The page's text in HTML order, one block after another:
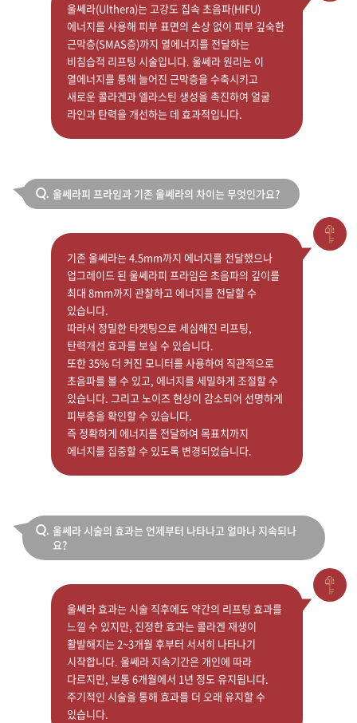
울쎄라(Ulthera)는 고강도 집속 초음파(HIFU)
에너지를 사용해 피부 표면의 손상 없이 피부 깊숙한
근막층(SMAS층)까지 열에너지를 전달하는
비침습적 리프팅 시술입니다. 울쎄라 원리는 이
열에너지를 통해 늘어진 근막층을 수축시키고
새로운 콜라겐과 엘라스틴 생성을 촉진하여 얼굴
라인과 탄력을 개선하는 데 효과적입니다.
Q. 울쎄라피 프라임과 기존 울쎄라의 차이는 무엇인가요?
기존 울쎄라는 4.5mm까지 에너지를 전달했으나
업그레이드 된 울쎄라피 프라임은 초음파의 깊이를
최대 8mm까지 관찰하고 에너지를 전달할 수
있습니다.
따라서 정밀한 타켓팅으로 세심해진 리프팅,
탄력개선 효과를 보실 수 있습니다.
또한 35% 더 커진 모니터를 사용하여 직관적으로
초음파를 볼 수 있고, 에너지를 세밀하게 조절할 수
있습니다. 그리고 노이즈 현상이 감소되어 선명하게
피부층을 확인할 수 있습니다.
즉 정확하게 에너지를 전달하여 목표치까지
에너지를 집중할 수 있도록 변경되었습니다.
Q. 울쎄라 시술의 효과는 언제부터 나타나고 얼마나 지속되나
요?
울쎄라 효과는 시술 직후에도 약간의 리프팅 효과를
느낄 수 있지만, 진정한 효과는 콜라겐 재생이
활발해지는 2~3개월 후부터 서서히 나타나기
시작합니다. 울쎄라 지속기간은 개인에 따라
다르지만, 보통 6개월에서 1년 정도 유지됩니다.
주기적인 시술을 통해 효과를 더 오래 유지할 수
있습니다.